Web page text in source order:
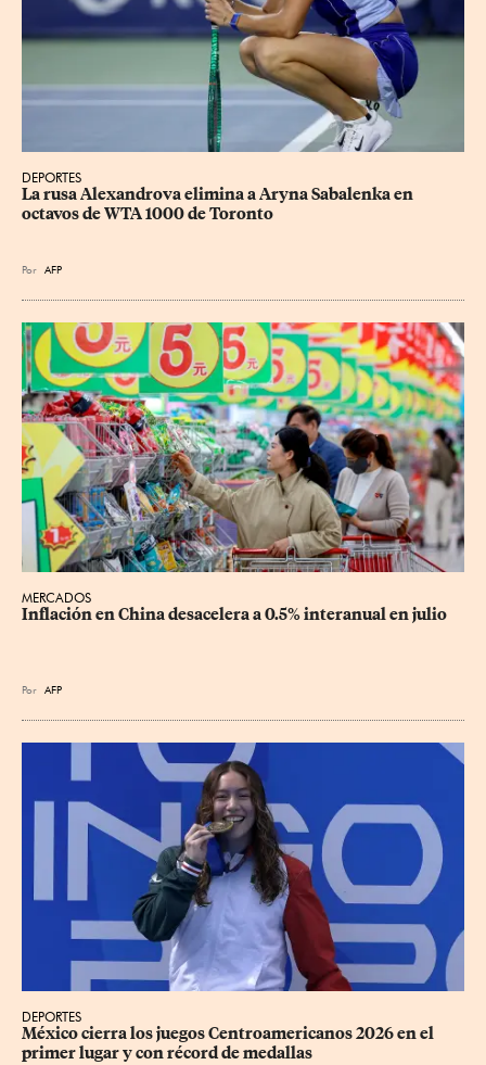
DEPORTES
La rusa Alexandrova elimina a Aryna Sabalenka en
octavos de WTA 1000 de Toronto
Por AFP
MERCADOS
Inflación en China desacelera a 0.5% interanual en julio
Por AFP
DEPORTES
México cierra los juegos Centroamericanos 2026 en el
primer lugar y con récord de medallas